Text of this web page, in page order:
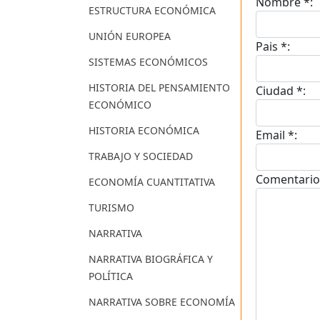
ESTRUCTURA ECONÓMICA
UNIÓN EUROPEA
SISTEMAS ECONÓMICOS
HISTORIA DEL PENSAMIENTO
ECONÓMICO
HISTORIA ECONÓMICA
TRABAJO Y SOCIEDAD
ECONOMÍA CUANTITATIVA
TURISMO
NARRATIVA
NARRATIVA BIOGRÁFICA Y
POLÍTICA
NARRATIVA SOBRE ECONOMÍA
Pais *:
Ciudad *:
Email *: